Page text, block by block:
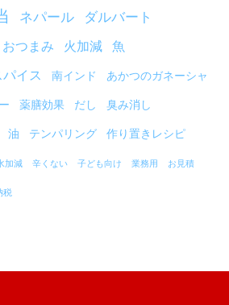
ネパール
ダルバート
おつまみ 火加減 魚
イス 南インド あかつのガネーシャ
薬膳効果 だし 臭み消し
油 テンパリング 作り置きレシピ
加減 辛くない 子ども向け 業務用 お見積
税